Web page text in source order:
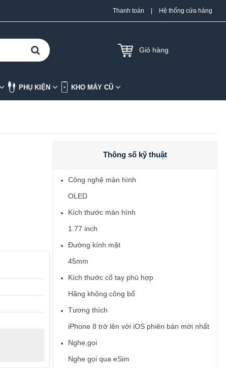
Thanh toán Hệ thống cửa hàng
Giỏ hàng
PHỤ KIỆN KHO MÁY CŨ
Thông số kỹ thuật
Công nghệ màn hình
OLED
Kích thước màn hình
1.77 inch
Đường kính mặt
45mm
Kích thước cổ tay phù hợp
Hãng không công bố
Tương thích
iPhone 8 trở lên với iOS phiên bản mới nhất
Nghe,gọi
Nghe gọi qua eSim